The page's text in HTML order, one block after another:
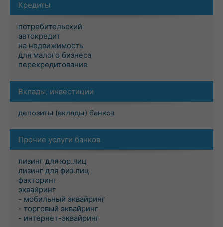
Кредиты
потребительский
автокредит
на недвижимость
для малого бизнеса
перекредитование
Вклады, инвестиции
депозиты (вклады) банков
Прочие услуги банков
лизинг для юр.лиц
лизинг для физ.лиц
факторинг
эквайринг
- мобильный эквайринг
- торговый эквайринг
- интернет-эквайринг